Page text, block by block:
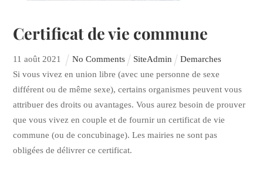
Certificat de vie commune
11 août 2021 No Comments SiteAdmin
Demarches
Si vous vivez en union libre (avec une personne de sexe
différent ou de même sexe), certains organismes peuvent vous
attribuer des droits ou avantages. Vous aurez besoin de prouver
que vous vivez en couple et de fournir un certificat de vie
commune (ou de concubinage). Les mairies ne sont pas
obligées de délivrer ce certificat.